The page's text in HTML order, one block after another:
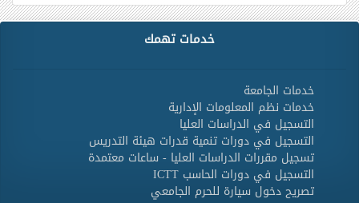
خدمات تهمك
خدمات الجامعة
خدمات نظم المعلومات الإدارية
التسجيل في الدراسات العليا
التسجيل في دورات تنمية قدرات هيئة التدريس
تسجيل مقررات الدراسات العليا - ساعات معتمدة
التسجيل في دورات الحاسب ICTT
تصريح دخول سيارة للحرم الجامعي